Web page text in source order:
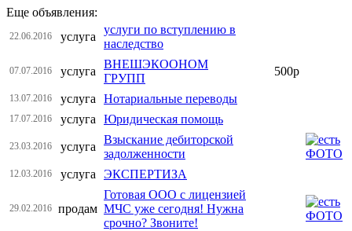
Еще объявления:
22.06.2016 услуга
услуги по вступлению в
наследство
07.07.2016 услуга
ВНЕШЭКООНОМ
ГРУПП
500р
13.07.2016 услуга Нотариальные переводы
17.07.2016 услуга Юридическая помощь
23.03.2016 услуга
Взыскание дебиторской
задолженности
12.03.2016 услуга ЭКСПЕРТИЗА
29.02.2016 продам
Готовая ООО с лицензией
МЧС уже сегодня! Нужна
срочно? Звоните!